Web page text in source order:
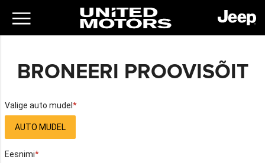
BRONEERI PROOVISÕIT
Valige auto mudel
AUTO MUDEL
Eesnimi